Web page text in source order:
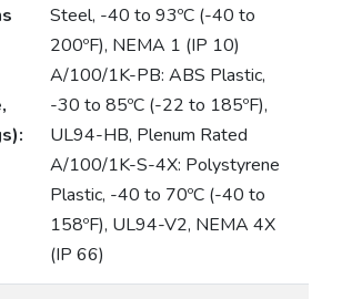
Steel, -40 to 93ºC (-40 to
200ºF), NEMA 1 (IP 10)
A/100/1K-PB: ABS Plastic,
-30 to 85ºC (-22 to 185ºF),
UL94-HB, Plenum Rated
A/100/1K-S-4X: Polystyrene
Plastic, -40 to 70ºC (-40 to
158ºF), UL94-V2, NEMA 4X
(IP 66)